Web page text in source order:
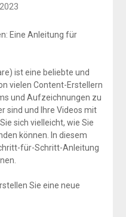
Eine Anleitung für
ist eine beliebte und
vielen Content-Erstellern
und Aufzeichnungen zu
sind und Ihre Videos mit
sich vielleicht, wie Sie
können. In diesem
für-Schritt-Anleitung
Sie eine neue